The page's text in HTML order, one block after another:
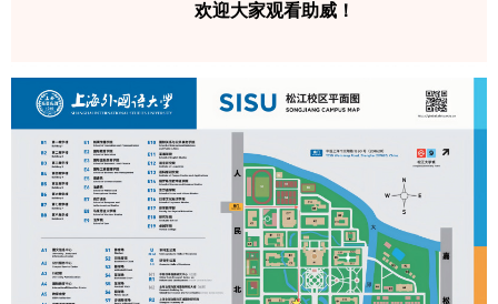
欢迎大家观看助威！